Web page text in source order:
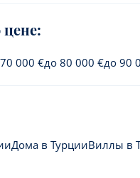
000 €до 80 000 €до 90
Дома в ТурцииВиллы в